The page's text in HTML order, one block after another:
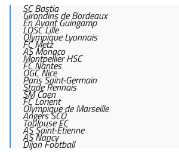
SC Bastia
Girondins de Bordeaux
En Avant Guingamp
LOSC Lille
Olympique Lyonnais
FC Metz
AS Monaco
Montpellier HSC
FC Nantes
OGC Nice
Paris Saint-Germain
Stade Rennais
SM Caen
FC Lorient
Olympique de Marseille
Angers SCO
Toulouse FC
AS Saint-Étienne
AS Nancy
Dijon Football